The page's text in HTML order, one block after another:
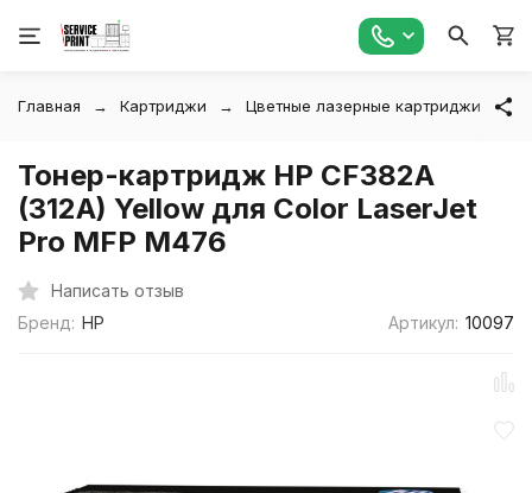
Главная Картриджи Цветные лазерные картриджи
Тонер-картридж HP CF382A
(312A) Yellow для Color LaserJet
Pro MFP M476
Написать отзыв
Бренд: HP Артикул: 10097